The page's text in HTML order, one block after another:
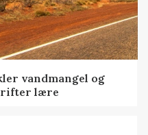
vandmangel og
lære